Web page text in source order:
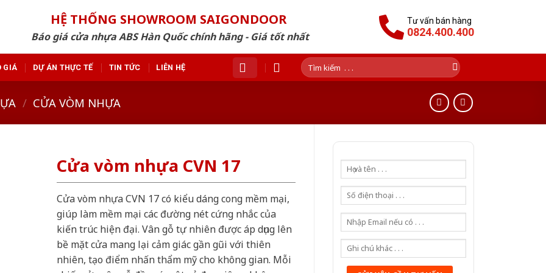
HỆ THỐNG SHOWROOM SAIGONDOOR
Báo giá cửa nhựa ABS Hàn Quốc chính hãng - Giá tốt nhất
Tư vấn bán hàng
0824.400.400
GIÁ DỰ ÁN THỰC TẾ TIN TỨC LIÊN HỆ
Tìm
kiếm:
/ CỬA VÒM NHỰA
Cửa vòm nhựa CVN 17
Cửa vòm nhựa CVN 17 có kiểu dáng cong mềm mại,
giúp làm mềm mại các đường nét cứng nhắc của
kiến trúc hiện đại. Vân gỗ tự nhiên được áp dụng lên
bề mặt cửa mang lại cảm giác gần gũi với thiên
nhiên, tạo điểm nhấn thẩm mỹ cho không gian. Mỗi